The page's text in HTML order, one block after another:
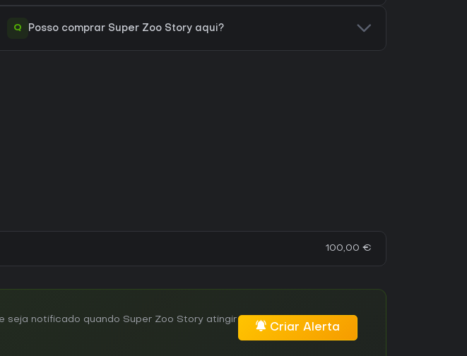
Q Posso comprar Super Zoo Story aqui?
100,00 €
seja notificado quando Super Zoo Story atingir
Criar Alerta